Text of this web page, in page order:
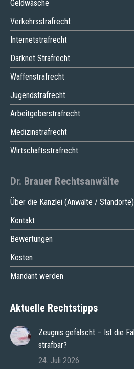
Geldwäsche
Verkehrsstrafrecht
Internetstrafrecht
Darknet Strafrecht
Waffenstrafrecht
Jugendstrafrecht
Arbeitgeberstrafrecht
Medizinstrafrecht
Wirtschaftsstrafrecht
Dr. Brauer Rechtsanwälte
Über die Kanzlei (Anwälte / Standorte)
Kontakt
Bewertungen
Kosten
Mandant werden
Aktuelle Rechtstipps
Zeugnis gefälscht – Ist die
strafbar?
24. Juli 2026